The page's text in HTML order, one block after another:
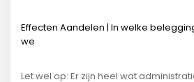
Effecten Aandelen | In welke
we
Let wel op: Er zijn heel wat